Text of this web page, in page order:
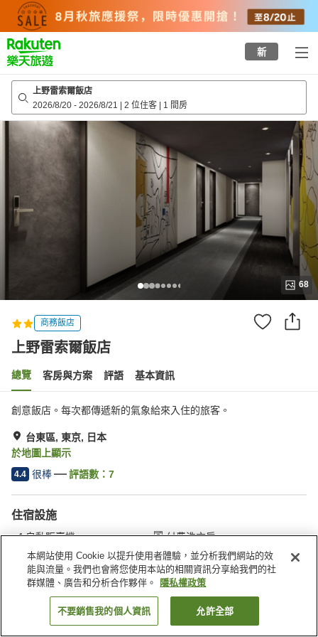
top
page
新
上野雷索爾飯店
2026/8/20 - 2026/8/21 | 2 位住客 | 1 間房
68
商務飯店
上野雷索爾飯店
總覽 客房與方案 評語 基本資訊
創意飯店。每次都傳遞新的氣象給來入住的旅客。
台東區, 東京, 日本
於地圖上顯示
4.4 很棒 評語數： 7
住宿設施
自動販賣機 付費洗衣房
首頁 日本 東京 台東區 上野雷索爾飯店
找客房
本網站使用 Cookie 以提升使用者體驗，並分析我們網站的效
能與流量。我們也會將您使用本站的相關資訊分享給我們的社
群媒體、廣告和分析合作夥伴。
隱私權政策
不要銷售我的個人資訊 允許全部